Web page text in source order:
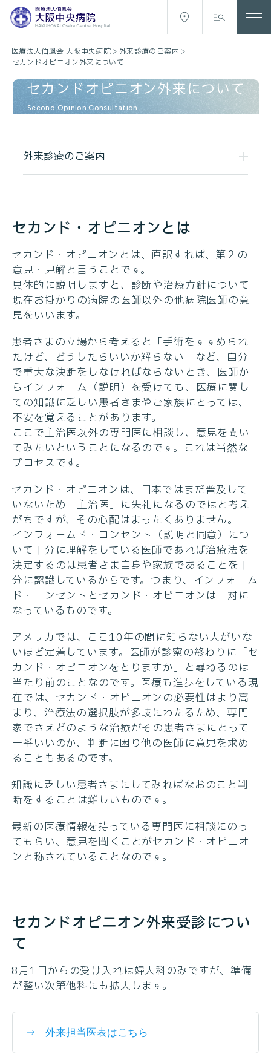
医療法人伯鳳会 大阪中央病院>外来診療のご案内 >
セカンドオピニオン外来について
セカンドオピニオン外来について
Second Opinion Consultation
外来診療のご案内
セカンド・オピニオンとは
セカンド・オピニオンとは、直訳すれば、第２の
意見・見解と言うことです。
具体的に説明しますと、診断や治療方針について
現在お掛かりの病院の医師以外の他病院医師の意
見をいいます。
患者さまの立場から考えると「手術をすすめられ
たけど、どうしたらいいか解らない」など、自分
で重大な決断をしなければならないとき、医師か
らインフォ－ム（説明）を受けても、医療に関し
ての知識に乏しい患者さまやご家族にとっては、
不安を覚えることがあります。
ここで主治医以外の専門医に相談し、意見を聞い
てみたいということになるのです。これは当然な
プロセスです。
セカンド・オピニオンは、日本ではまだ普及して
いないため「主治医」に失礼になるのではと考え
がちですが、その心配はまったくありません。
インフォ－ムド・コンセント（説明と同意）につ
いて十分に理解をしている医師であれば治療法を
決定するのは患者さま自身や家族であることを十
分に認識しているからです。つまり、インフォ－ム
ド・コンセントとセカンド・オピニオンは一対に
なっているものです。
アメリカでは、ここ10年の間に知らない人がいな
いほど定着しています。医師が診察の終わりに「セ
カンド・オピニオンをとりますか」と尋ねるのは
当たり前のことなのです。医療も進歩をしている現
在では、セカンド・オピニオンの必要性はより高
まり、治療法の選択肢が多岐にわたるため、専門
家でさえどのような治療がその患者さまにとって
一番いいのか、判断に困り他の医師に意見を求め
ることもあるのです。
知識に乏しい患者さまにしてみればなおのこと判
断をすることは難しいものです。
最新の医療情報を持っている専門医に相談にのっ
てもらい、意見を聞くことがセカンド・オピニオ
ンと称されていることなのです。
セカンドオピニオン外来受診につい
て
8月1日からの受け入れは婦人科のみですが、準備
が整い次第他科にも拡大します。
外来担当医表はこちら